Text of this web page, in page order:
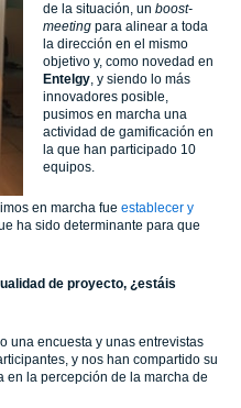
de la situación, un boost-
meeting para alinear a toda
la dirección en el mismo
objetivo y, como novedad en
Entelgy, y siendo lo más
innovadores posible,
pusimos en marcha una
actividad de gamificación en
la que han participado 10
equipos.
en marcha fue establecer y
ha sido determinante para que
de proyecto, ¿estáis
una encuesta y unas entrevistas
y nos han compartido su
en la percepción de la marcha de